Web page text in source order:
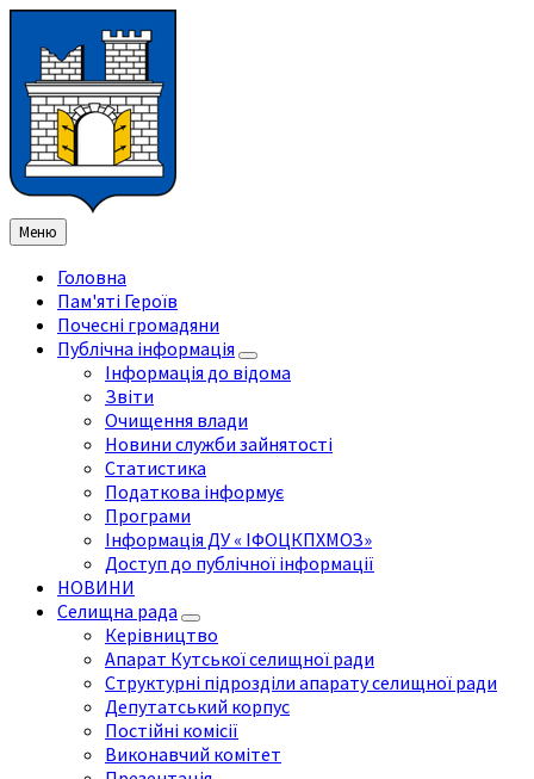
змісту
ліву
бічну
панель
праву
бічну
панель
нижнього
колонтитула
Меню
Головна
Пам'яті Героїв
Почесні громадяни
Публічна інформація
Інформація до відома
Звіти
Очищення влади
Новини служби зайнятості
Статистика
Податкова інформує
Програми
Інформація ДУ « ІФОЦКПХМОЗ»
Доступ до публічної інформації
НОВИНИ
Селищна рада
Керівництво
Апарат Кутської селищної ради
Структурні підрозділи апарату селищної ради
Депутатський корпус
Постійні комісії
Виконавчий комітет